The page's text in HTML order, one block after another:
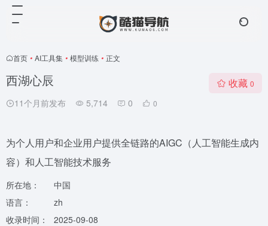
首页 • AI工具集 • 模型训练 • 正文
西湖心辰
11个月前发布 5,714 0 0
收藏 0
为个人用户和企业用户提供全链路的AIGC（人工智能生成内
容）和人工智能技术服务
所在地：
中国
语言：
zh
收录时间：
2025-09-08